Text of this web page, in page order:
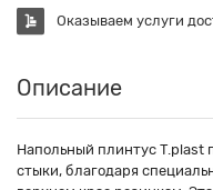
Оказываем услуги
Описание
Напольный плинтус T.plast
стыки, благодаря